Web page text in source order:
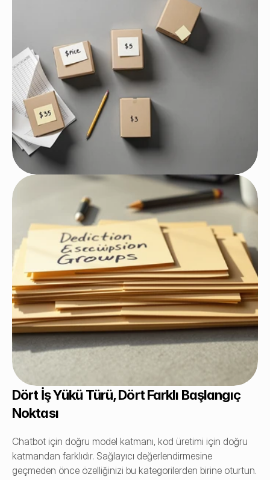
Dört İş Yükü Türü, Dört Farklı Başlangıç
Noktası
Chatbot için doğru model katmanı, kod üretimi için doğru
katmandan farklıdır. Sağlayıcı değerlendirmesine
geçmeden önce özelliğinizi bu kategorilerden birine oturtun.